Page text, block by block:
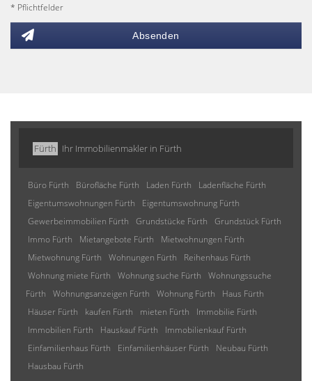
* Pflichtfelder
Absenden
Fürth Ihr Immobilienmakler in Fürth
Büro Fürth Bürofläche Fürth Laden Fürth
Ladenfläche Fürth
Eigentumswohnungen Fürth
Eigentumswohnung Fürth
Gewerbeimmobilien Fürth
Grundstücke Fürth
Grundstück Fürth
Immo Fürth
Mietangebote Fürth
Mietwohnungen Fürth
Mietwohnung Fürth
Wohnungen Fürth
Reihenhaus Fürth
Wohnung miete Fürth
Wohnung suche Fürth
Wohnungssuche
Fürth
Wohnungsanzeigen Fürth Wohnung Fürth
Haus Fürth
Häuser Fürth
kaufen Fürth mieten Fürth
Immobilie Fürth
Immobilien Fürth
Hauskauf Fürth
Immobilienkauf Fürth
Einfamilienhaus Fürth
Einfamilienhäuser Fürth
Neubau Fürth
Hausbau Fürth